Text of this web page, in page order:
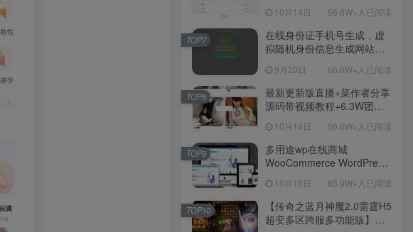
10月14日 66.6W+人已阅读
在线身份证手机号生成，虚
拟随机身份信息生成网站源
9月20日 66.6W+人已阅读
TOP7
最新更新版直播+菜作者分享
源码带视频教程+6.3W团购
【源码+教程】
10月14日 66.6W+人已阅读
TOP8
多用途wp在线商城
WooCommerce WordPress
10月15日 65.9W+人已阅读
TOP9
【传奇之蓝月神魔2.0雷霆H5
超变多区跨服多功能版】三
TOP10